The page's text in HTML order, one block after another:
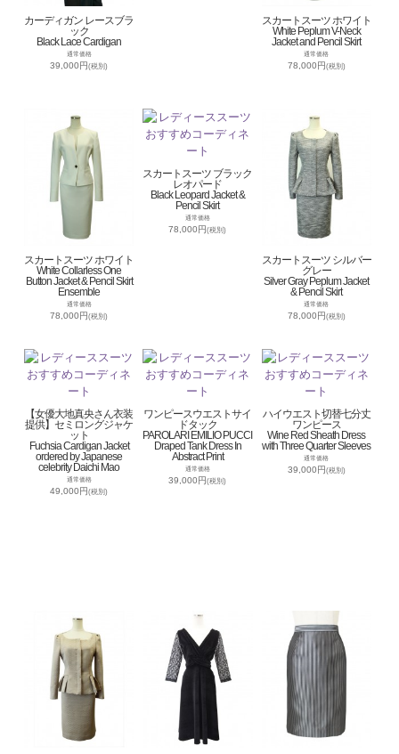
カーディガン レースブラ
ック
Black Lace Cardigan
通常価格
39,000円(税別)
スカートスーツ ホワイト
White Peplum V-Neck
Jacket and Pencil Skirt
通常価格
78,000円(税別)
スカートスーツ ホワイト
White Collarless One
Button Jacket & Pencil Skirt
Ensemble
通常価格
78,000円(税別)
スカートスーツ ブラック
レオパード
Black Leopard Jacket &
Pencil Skirt
通常価格
78,000円(税別)
スカートスーツ シルバー
グレー
Silver Gray Peplum Jacket
& Pencil Skirt
通常価格
78,000円(税別)
【女優大地真央さん衣装
提供】セミロングジャケ
ット
Fuchsia Cardigan Jacket
ordered by Japanese
celebrity Daichi Mao
通常価格
49,000円(税別)
ワンピースウエストサイ
ドタック
PAROLARI EMILIO PUCCI
Draped Tank Dress In
Abstract Print
通常価格
39,000円(税別)
ハイウエスト切替七分丈
ワンピース
Wine Red Sheath Dress
with Three Quarter Sleeves
通常価格
39,000円(税別)